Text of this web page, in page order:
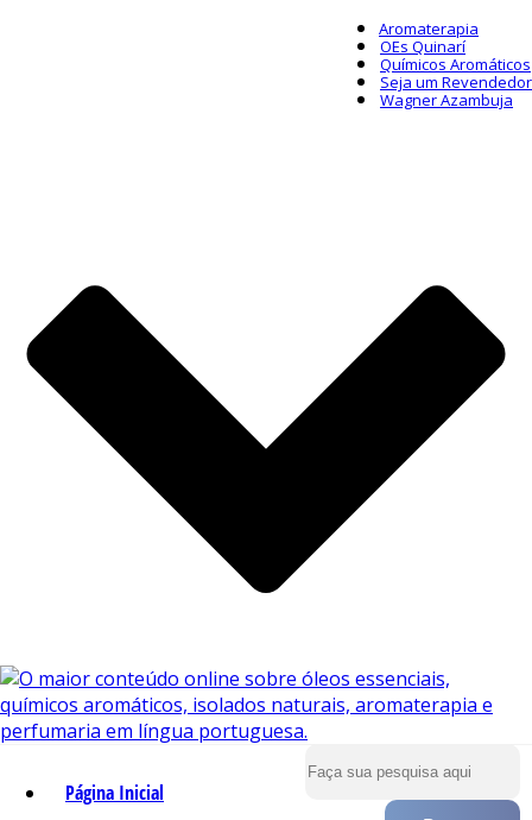
Aromaterapia
OEs Quinarí
Químicos Aromáticos
Seja um Revendedor
Wagner Azambuja
Página Inicial